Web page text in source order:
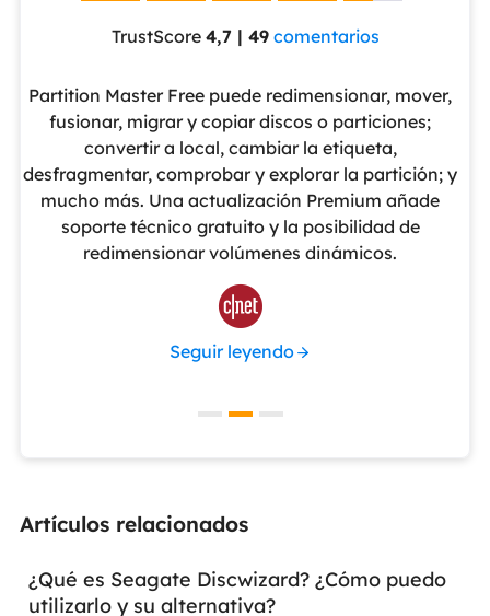
TrustScore 4,7 | 49 comentarios
Partition Master Free puede redimensionar, mover,
fusionar, migrar y copiar discos o particiones;
convertir a local, cambiar la etiqueta,
desfragmentar, comprobar y explorar la partición; y
mucho más. Una actualización Premium añade
soporte técnico gratuito y la posibilidad de
redimensionar volúmenes dinámicos.

Seguir leyendo
Artículos relacionados
¿Qué es Seagate Discwizard? ¿Cómo puedo
utilizarlo y su alternativa?